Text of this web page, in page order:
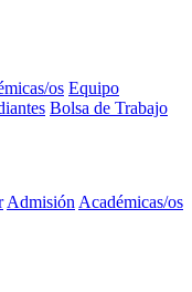
os Equipo
Bolsa de Trabajo
Admisión Académicas/os